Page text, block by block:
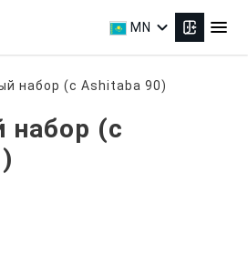
MN expand_more menu
набор (с